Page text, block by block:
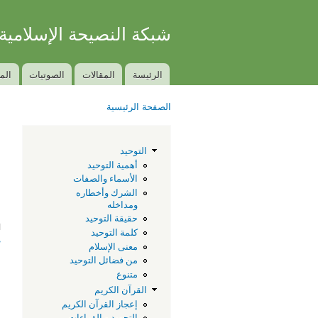
شبكة النصيحة الإسلامية
Main menu
الرئيسة المقالات الصوتيات
الصفحة الرئيسية
التوحيد
أهمية التوحيد
الأسماء والصفات
الشرك وأخطاره
ومداخله
حقيقة التوحيد
كلمة التوحيد
معنى الإسلام
من فضائل التوحيد
متنوع
القرآن الكريم
إعجاز القرآن الكريم